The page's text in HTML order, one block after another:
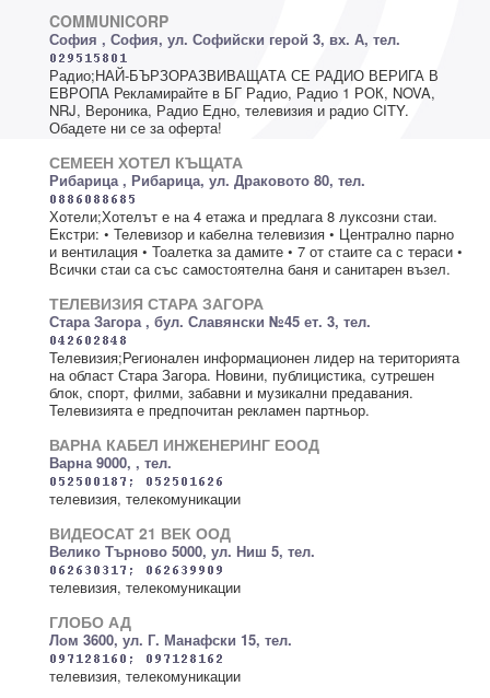
COMMUNICORP
София , София, ул. Софийски герой 3, вх. А, тел.
Радио;НАЙ-БЪРЗОРАЗВИВАЩАТА СЕ РАДИО ВЕРИГА В
ЕВРОПА Рекламирайте в БГ Радио, Радио 1 РОК, NOVA,
NRJ, Вероника, Радио Едно, телевизия и радио CITY.
Обадете ни се за оферта!
СЕМЕЕН ХОТЕЛ КЪЩАТА
Рибарица , Рибарица, ул. Драковото 80, тел.
Хотели;Хотелът е на 4 етажа и предлага 8 луксозни стаи.
Екстри: • Телевизор и кабелна телевизия • Централно парно
и вентилация • Тоалетка за дамите • 7 от стаите са с тераси •
Всички стаи са със самостоятелна баня и санитарен възел.
ТЕЛЕВИЗИЯ СТАРА ЗАГОРА
Стара Загора , бул. Славянски №45 ет. 3, тел.
Телевизия;Регионален информационен лидер на територията
на област Стара Загора. Новини, публицистика, сутрешен
блок, спорт, филми, забавни и музикални предавания.
Телевизията е предпочитан рекламен партньор.
ВАРНА КАБЕЛ ИНЖЕНЕРИНГ ЕООД
Варна 9000, , тел.
телевизия, телекомуникации
ВИДЕОСАТ 21 ВЕК ООД
Велико Търново 5000, ул. Ниш 5, тел.
телевизия, телекомуникации
ГЛОБО АД
Лом 3600, ул. Г. Манафски 15, тел.
телевизия, телекомуникации